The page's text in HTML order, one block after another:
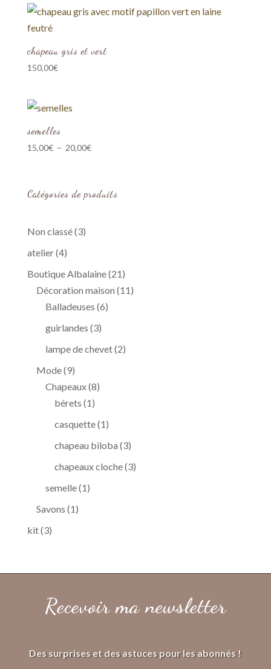
chapeau gris et vert
150,00€
semelles
15,00€ – 20,00€Plage
15,00€
Catégories de produits
Non classé 33
atelier 44
produits
Boutique Albalaine 2121
produits
Décoration maison 1111
Balladeuses 66
guirlandes 33
produits
lampe de chevet 22
Mode 99
produits
Chapeaux 88
bérets 11
produit
casquette 11
produit
chapeau biloba 33
produits
chapeaux cloche 33
semelle 11
Savons 11
kit 33
Recevoir ma newsletter
Des surprises et des astuces pour les abonnés !